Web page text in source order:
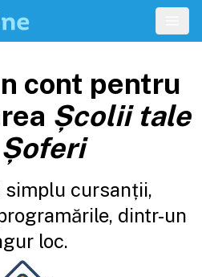
cont pentru
Școlii tale
simplu cursanții,
dintr-un
loc.